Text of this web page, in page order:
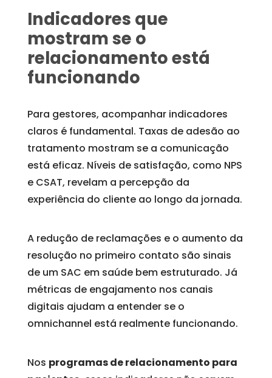
Indicadores que
mostram se o
relacionamento está
funcionando
Para gestores, acompanhar indicadores
claros é fundamental. Taxas de adesão ao
tratamento mostram se a comunicação
está eficaz. Níveis de satisfação, como NPS
e CSAT, revelam a percepção da
experiência do cliente ao longo da jornada.
A redução de reclamações e o aumento da
resolução no primeiro contato são sinais
de um SAC em saúde bem estruturado. Já
métricas de engajamento nos canais
digitais ajudam a entender se o
omnichannel está realmente funcionando.
Nos programas de relacionamento para